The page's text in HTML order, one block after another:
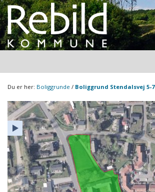
Du er her: Boliggrunde / Boliggrund Stendalsvej 5-7